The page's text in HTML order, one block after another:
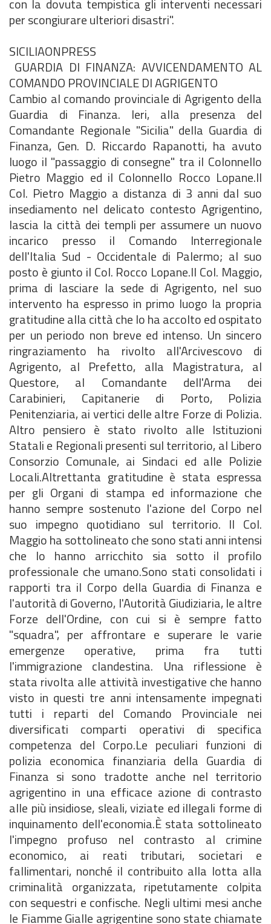
con la dovuta tempistica gli interventi necessari
per scongiurare ulteriori disastri".
SICILIAONPRESS
GUARDIA DI FINANZA: AVVICENDAMENTO AL
COMANDO PROVINCIALE DI AGRIGENTO
Cambio al comando provinciale di Agrigento della
Guardia di Finanza. Ieri, alla presenza del
Comandante Regionale "Sicilia" della Guardia di
Finanza, Gen. D. Riccardo Rapanotti, ha avuto
luogo il "passaggio di consegne" tra il Colonnello
Pietro Maggio ed il Colonnello Rocco Lopane.Il
Col. Pietro Maggio a distanza di 3 anni dal suo
insediamento nel delicato contesto Agrigentino,
lascia la città dei templi per assumere un nuovo
incarico presso il Comando Interregionale
dell'Italia Sud - Occidentale di Palermo; al suo
posto è giunto il Col. Rocco Lopane.Il Col. Maggio,
prima di lasciare la sede di Agrigento, nel suo
intervento ha espresso in primo luogo la propria
gratitudine alla città che lo ha accolto ed ospitato
per un periodo non breve ed intenso. Un sincero
ringraziamento ha rivolto all'Arcivescovo di
Agrigento, al Prefetto, alla Magistratura, al
Questore, al Comandante dell'Arma dei
Carabinieri, Capitanerie di Porto, Polizia
Penitenziaria, ai vertici delle altre Forze di Polizia.
Altro pensiero è stato rivolto alle Istituzioni
Statali e Regionali presenti sul territorio, al Libero
Consorzio Comunale, ai Sindaci ed alle Polizie
Locali.Altrettanta gratitudine è stata espressa
per gli Organi di stampa ed informazione che
hanno sempre sostenuto l'azione del Corpo nel
suo impegno quotidiano sul territorio. Il Col.
Maggio ha sottolineato che sono stati anni intensi
che lo hanno arricchito sia sotto il profilo
professionale che umano.Sono stati consolidati i
rapporti tra il Corpo della Guardia di Finanza e
l'autorità di Governo, l'Autorità Giudiziaria, le altre
Forze dell'Ordine, con cui si è sempre fatto
"squadra", per affrontare e superare le varie
emergenze operative, prima fra tutti
l'immigrazione clandestina. Una riflessione è
stata rivolta alle attività investigative che hanno
visto in questi tre anni intensamente impegnati
tutti i reparti del Comando Provinciale nei
diversificati comparti operativi di specifica
competenza del Corpo.Le peculiari funzioni di
polizia economica finanziaria della Guardia di
Finanza si sono tradotte anche nel territorio
agrigentino in una efficace azione di contrasto
alle più insidiose, sleali, viziate ed illegali forme di
inquinamento dell'economia.È stata sottolineato
l'impegno profuso nel contrasto al crimine
economico, ai reati tributari, societari e
fallimentari, nonché il contribuito alla lotta alla
criminalità organizzata, ripetutamente colpita
con sequestri e confische. Negli ultimi mesi anche
le Fiamme Gialle agrigentine sono state chiamate